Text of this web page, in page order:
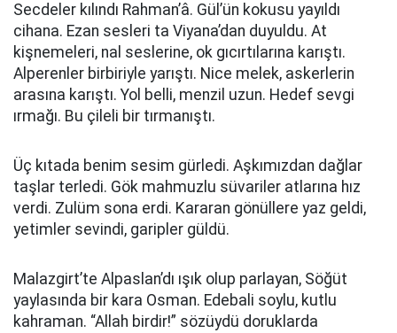
Secdeler kılındı Rahman’â. Gül’ün kokusu yayıldı
cihana. Ezan sesleri ta Viyana’dan duyuldu. At
kişnemeleri, nal seslerine, ok gıcırtılarına karıştı.
Alperenler birbiriyle yarıştı. Nice melek, askerlerin
arasına karıştı. Yol belli, menzil uzun. Hedef sevgi
ırmağı. Bu çileli bir tırmanıştı.
Üç kıtada benim sesim gürledi. Aşkımızdan dağlar
taşlar terledi. Gök mahmuzlu süvariler atlarına hız
verdi. Zulüm sona erdi. Kararan gönüllere yaz geldi,
yetimler sevindi, garipler güldü.
Malazgirt’te Alpaslan’dı ışık olup parlayan, Söğüt
yaylasında bir kara Osman. Edebali soylu, kutlu
kahraman. “Allah birdir!” sözüydü doruklarda